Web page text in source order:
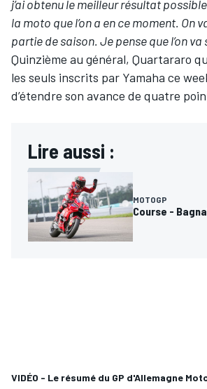
AUTRES CHAMPIONNATS
j’ai obtenu le meilleur résultat
la moto que l’on a en ce moment. On
partie de saison. Je pense que l’on va
Quinzième au général, Quartararo
les seuls inscrits par Yamaha ce
d’étendre son avance de quatre
Lire aussi :
MOTOGP
Course -
VIDÉO - Le résumé du GP d'Allemagne